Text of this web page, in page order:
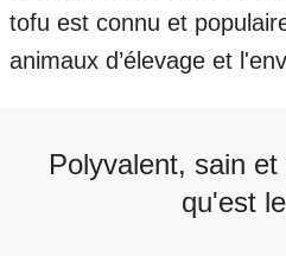
tofu est connu et
animaux d’élevage et
Polyvalent, sain
qu'est